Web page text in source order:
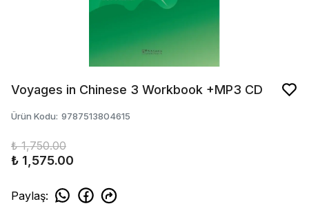
Voyages in Chinese 3 Workbook +MP3 CD
Ürün Kodu: 9787513804615
₺ 1,750.00
₺ 1,575.00
Paylaş: